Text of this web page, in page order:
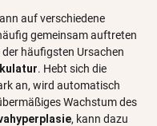
auf verschiedene
gemeinsam auftreten
häufigsten Ursachen
. Hebt sich die
an, wird automatisch
Wachstum des
, kann dazu